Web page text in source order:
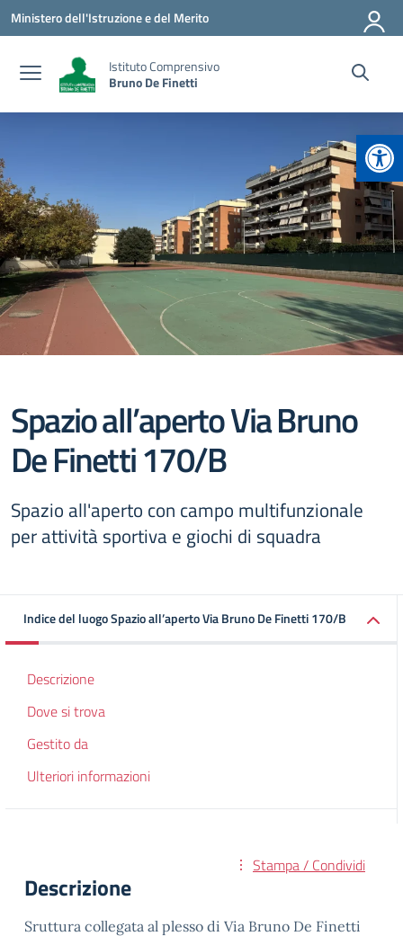
Vai ai contenuti
Vai al menu di navigazione
Vai al footer
Ministero dell'Istruzione e del Merito
Istituto Comprensivo
Bruno De Finetti
Spazio all’aperto Via Bruno
De Finetti 170/B
Spazio all'aperto con campo multifunzionale
per attività sportiva e giochi di squadra
Indice del luogo Spazio all’aperto Via Bruno De Finetti 170/B
Descrizione
Dove si trova
Gestito da
Ulteriori informazioni
Stampa / Condividi
Descrizione
Sruttura collegata al plesso di Via Bruno De Finetti